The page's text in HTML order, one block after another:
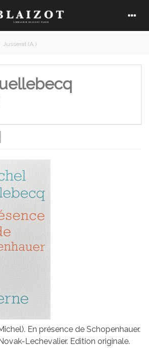
Jusserat (A.)
En présence de Schopenhauer.
Lechevalier. Edition originale.